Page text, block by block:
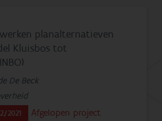
planalternatieven
Kluisbos tot
De Beck
2021 Afgelopen project